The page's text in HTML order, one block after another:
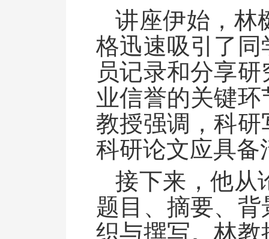
讲座伊始，林
格迅速吸引了
员记录和分享
业信誉的关键
教授强调，科
科研论文应具
接下来，他从
题目、摘要、
织与撰写。林